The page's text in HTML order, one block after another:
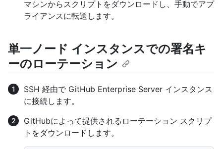
マシンからスクリプトをダウンロードし、手動でアプ
ライアンスに転送します。
単一ノード インスタンスでの署名キ
ーのローテーション
SSH 経由で GitHub Enterprise Server インスタンス
に接続します。
GitHubによって提供されるローテーション スクリプ
トをダウンロードします。